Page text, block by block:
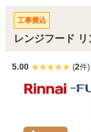
工事費込
レンジフード
5.00 (2件)